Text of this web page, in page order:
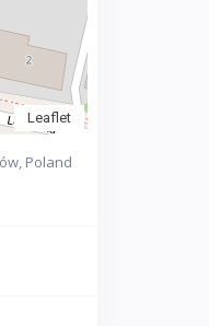
Leaflet
Poland